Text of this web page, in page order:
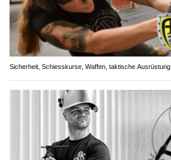
Sicherheit, Schiesskurse, Waffen, taktische